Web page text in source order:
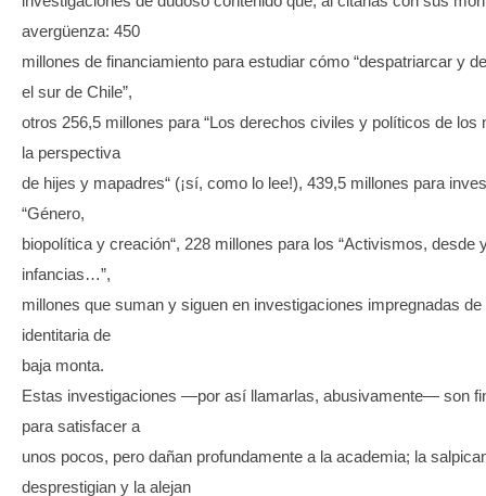
avergüenza: 450
millones de financiamiento para estudiar cómo “despatriarcar y
el sur de Chile”,
otros 256,5 millones para “Los derechos civiles y políticos de los
la perspectiva
de hijes y mapadres“ (¡sí, como lo lee!), 439,5 millones para
“Género,
biopolítica y creación“, 228 millones para los “Activismos, desde
infancias…”,
millones que suman y siguen en investigaciones impregnadas de
identitaria de
baja monta.
Estas investigaciones —por así llamarlas, abusivamente— son
para satisfacer a
unos pocos, pero dañan profundamente a la academia; la
desprestigian y la alejan